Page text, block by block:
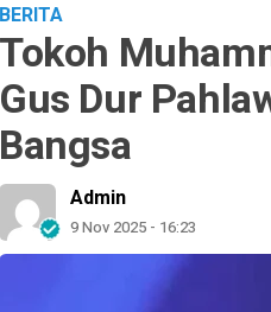
BERITA
Tokoh
Gus Dur
Bangsa
Admin
9 Nov 2025 - 16:23